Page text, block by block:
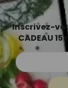
Inscrivez-
CADEAU 15